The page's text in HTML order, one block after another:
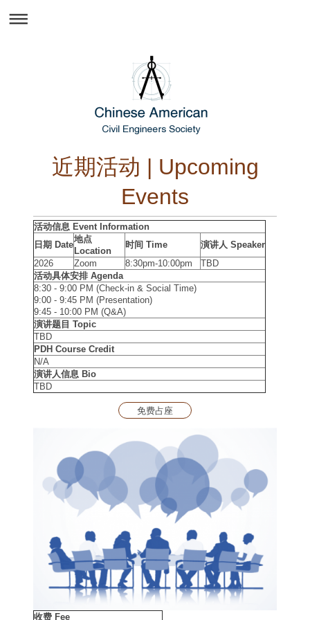
近期活动 | Upcoming
Events
活动信息 Event Information
日期 Date
地点
Location
时间 Time
演讲人 Speaker
2026
Zoom 8:30pm-10:00pm
TBD
活动具体安排 Agenda
8:30 - 9:00 PM (Check-in & Social Time)
9:00 - 9:45 PM (Presentation)
9:45 - 10:00 PM (Q&A)
演讲题目 Topic
TBD
PDH Course Credit
N/A
演讲人信息 Bio
TBD
免费占座
收费 Fee